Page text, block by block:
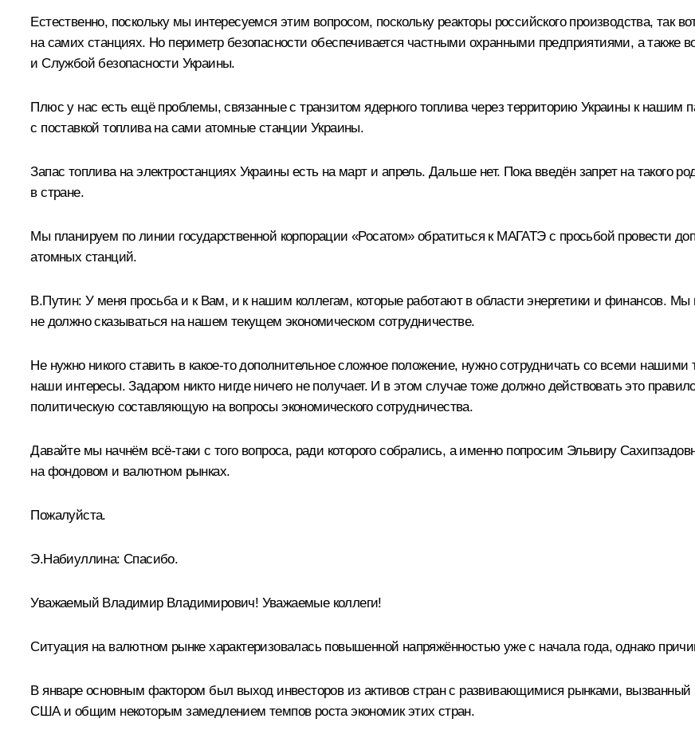
Естественно, поскольку мы интересуемся этим вопросом, поскольку реакторы российского производства, так
на самих станциях. Но периметр безопасности обеспечивается частными охранными предприятиями, а также
и Службой безопасности Украины.
Плюс у нас есть ещё проблемы, связанные с транзитом ядерного топлива через территорию Украины к нашим
с поставкой топлива на сами атомные станции Украины.
Запас топлива на электростанциях Украины есть на март и апрель. Дальше нет. Пока введён запрет на такого
в стране.
Мы планируем по линии государственной корпорации «Росатом» обратиться к МАГАТЭ с просьбой провести
атомных станций.
В.Путин: У меня просьба и к Вам, и к нашим коллегам, которые работают в области энергетики и финансов. Мы
не должно сказываться на нашем текущем экономическом сотрудничестве.
Не нужно никого ставить в какое‑то дополнительное сложное положение, нужно сотрудничать со всеми
наши интересы. Задаром никто нигде ничего не получает. И в этом случае тоже должно действовать это
политическую составляющую на вопросы экономического сотрудничества.
Давайте мы начнём всё‑таки с того вопроса, ради которого собрались, а именно попросим Эльвиру
на фондовом и валютном рынках.
Пожалуйста.
Э.Набиуллина: Спасибо.
Уважаемый Владимир Владимирович! Уважаемые коллеги!
Ситуация на валютном рынке характеризовалась повышенной напряжённостью уже с начала года, однако
В январе основным фактором был выход инвесторов из активов стран с развивающимися рынками,
США и общим некоторым замедлением темпов роста экономик этих стран.